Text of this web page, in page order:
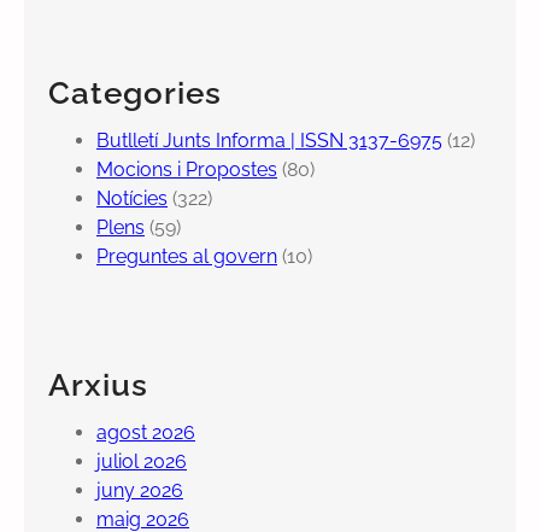
Categories
Butlletí Junts Informa | ISSN 3137-6975 (12)
Mocions i Propostes (80)
Notícies (322)
Plens (59)
Preguntes al govern (10)
Arxius
agost 2026
juliol 2026
juny 2026
maig 2026